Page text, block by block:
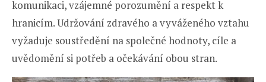
komunikaci, vzájemné porozumění a respekt k
hranicím. Udržování zdravého a vyváženého vztahu
vyžaduje soustředění na společné hodnoty, cíle a
uvědomění si potřeb a očekávání obou stran.